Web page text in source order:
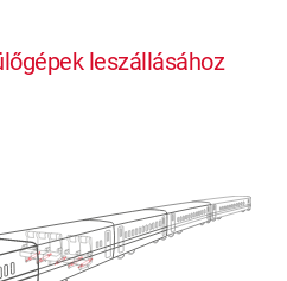
leszállásához